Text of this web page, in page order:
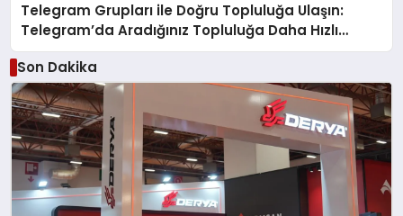
Telegram Grupları ile Doğru Topluluğa Ulaşın:
Telegram’da Aradığınız Topluluğa Daha Hızlı
Ulaşın
Son Dakika